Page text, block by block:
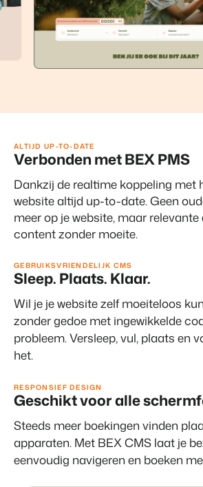
ALTIJD UP-TO-DATE
Verbonden met BEX PMS
Dankzij de realtime koppeling met
website altijd up-to-date. Geen
meer op je website, maar
content zonder moeite.
GEBRUIKSVRIENDELIJK CMS
Sleep. Plaats. Klaar.
Wil je je website zelf moeiteloos
zonder gedoe met ingewikkelde
probleem. Versleep, vul, plaats en
het.
RESPONSIEF DESIGN
Geschikt voor alle
Steeds meer boekingen vinden
apparaten. Met BEX CMS laat je
eenvoudig navigeren en boeken